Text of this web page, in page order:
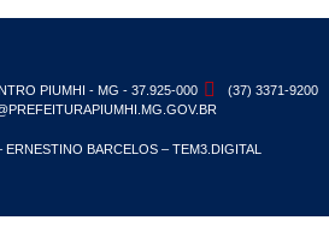
PIUMHI - MG - 37.925-000
(37) 3371-9200
BARCELOS – TEM3.DIGITAL